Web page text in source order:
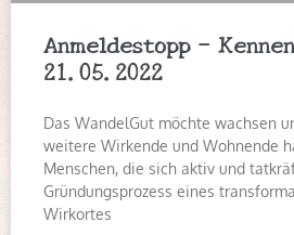
Anmeldestopp –
21.05.2022
Das WandelGut möchte wachsen
weitere Wirkende und Wohnende
Menschen, die sich aktiv und
Gründungsprozess eines
Wirkortes